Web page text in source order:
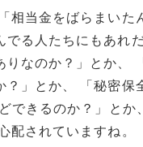
相当金をばらまいた
でる人たちにもあれ
りなのか？」とか、
？」とか、 「秘密
できるのか？」と
配されていますね。